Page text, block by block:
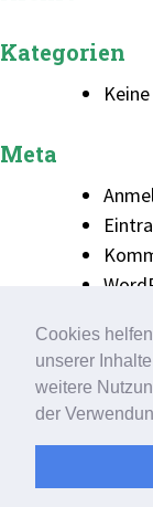
Cookies
unserer
weitere
der
Kategorien
Meta
KONTAKT|
Schubert